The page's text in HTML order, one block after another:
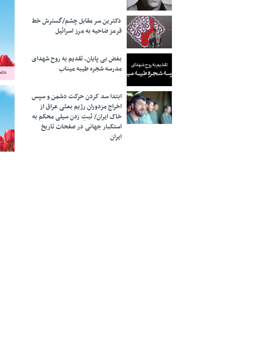
دکترین سر مقابل چشم/گسترش خط
قرمز ضاحیه به مرز اسرائیل
بغض بی پایان، تقدیم به روح شهدای
مدرسه شجره طیبه میناب
ابتدا سد کردن حرکت دشمن و سپس
اخراج مزدوران رژیم بعثی عراق از
خاک ایران/ ثبتِ زدن سیلی محکم به
استکبار جهانی در صفحات تاریخ
ایران